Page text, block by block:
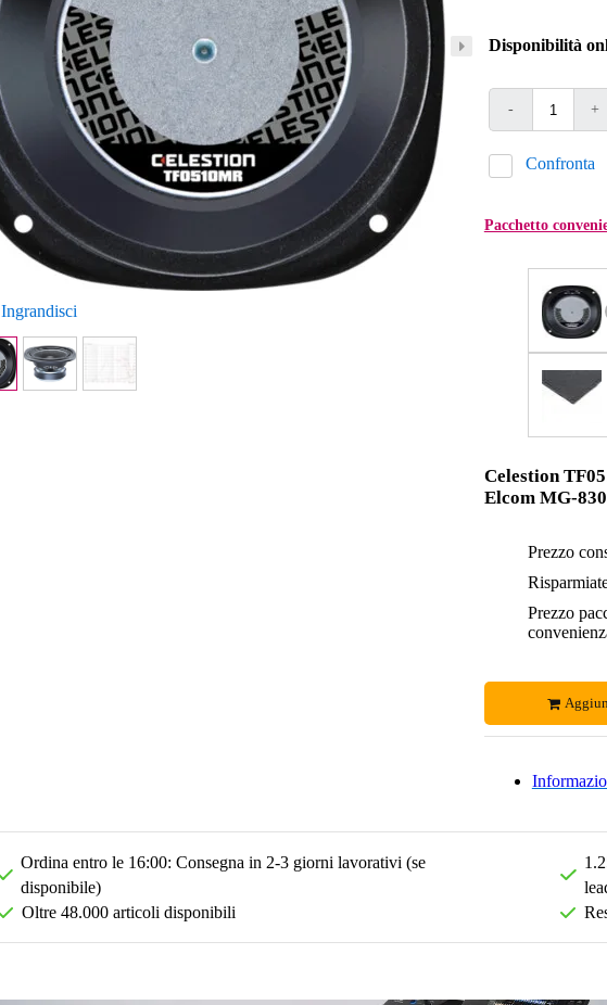
Ingrandisci
Disponibilità
- +
Confronta
Pacchetto
Celestion
Elcom MG-
Prezzo
Prezzo
Ordina entro le 16:00: Consegna in 2-3 giorni lavorativi (se
disponibile)
Oltre 48.000 articoli disponibili